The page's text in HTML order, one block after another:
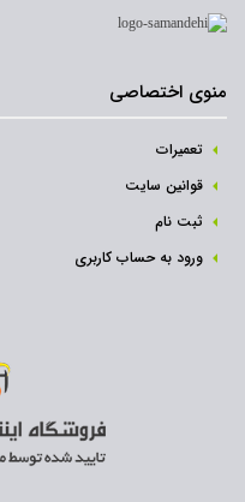
منوی اختصاصی
تعمیرات
قوانین سایت
ثبت نام‌
ورود به حساب کاربری